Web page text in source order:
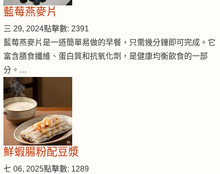
藍莓燕麥片
三 29, 2024點擊數: 2391
藍莓燕麥片是一道簡單易做的早餐，只需幾分鐘即可完成。它
富含膳食纖維、蛋白質和抗氧化劑，是健康均衡飲食的一部
分。…
鮮蝦腸粉配豆漿
七 06, 2025點擊數: 1289